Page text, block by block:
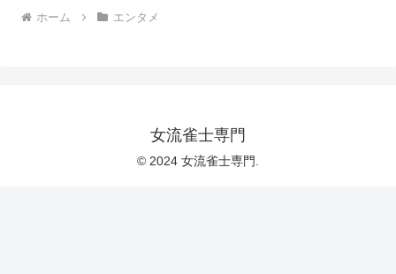
ホーム エンタメ
女流雀士専門
© 2024 女流雀士専門.